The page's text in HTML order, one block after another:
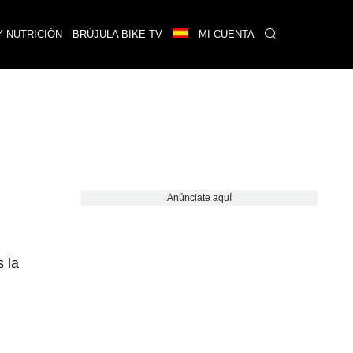
NUTRICIÓN BRÚJULA BIKE TV MI CUENTA
la
Anúnciate aquí